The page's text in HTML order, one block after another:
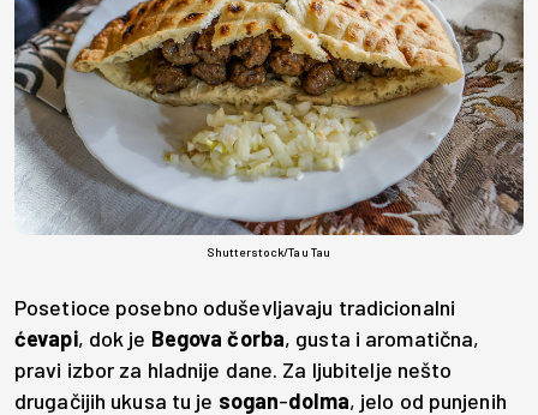
Shutterstock/Tau Tau
Posetioce posebno oduševljavaju tradicionalni
ćevapi, dok je Begova čorba, gusta i aromatična,
pravi izbor za hladnije dane. Za ljubitelje nešto
drugačijih ukusa tu je sogan-dolma, jelo od punjenih